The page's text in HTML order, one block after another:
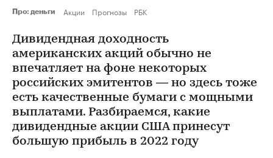
Про: деньги Акции Прогнозы РБК
Дивидендная доходность
американских акций обычно не
впечатляет на фоне некоторых
российских эмитентов — но здесь тоже
есть качественные бумаги с мощными
выплатами. Разбираемся, какие
дивидендные акции США принесут
большую прибыль в 2022 году